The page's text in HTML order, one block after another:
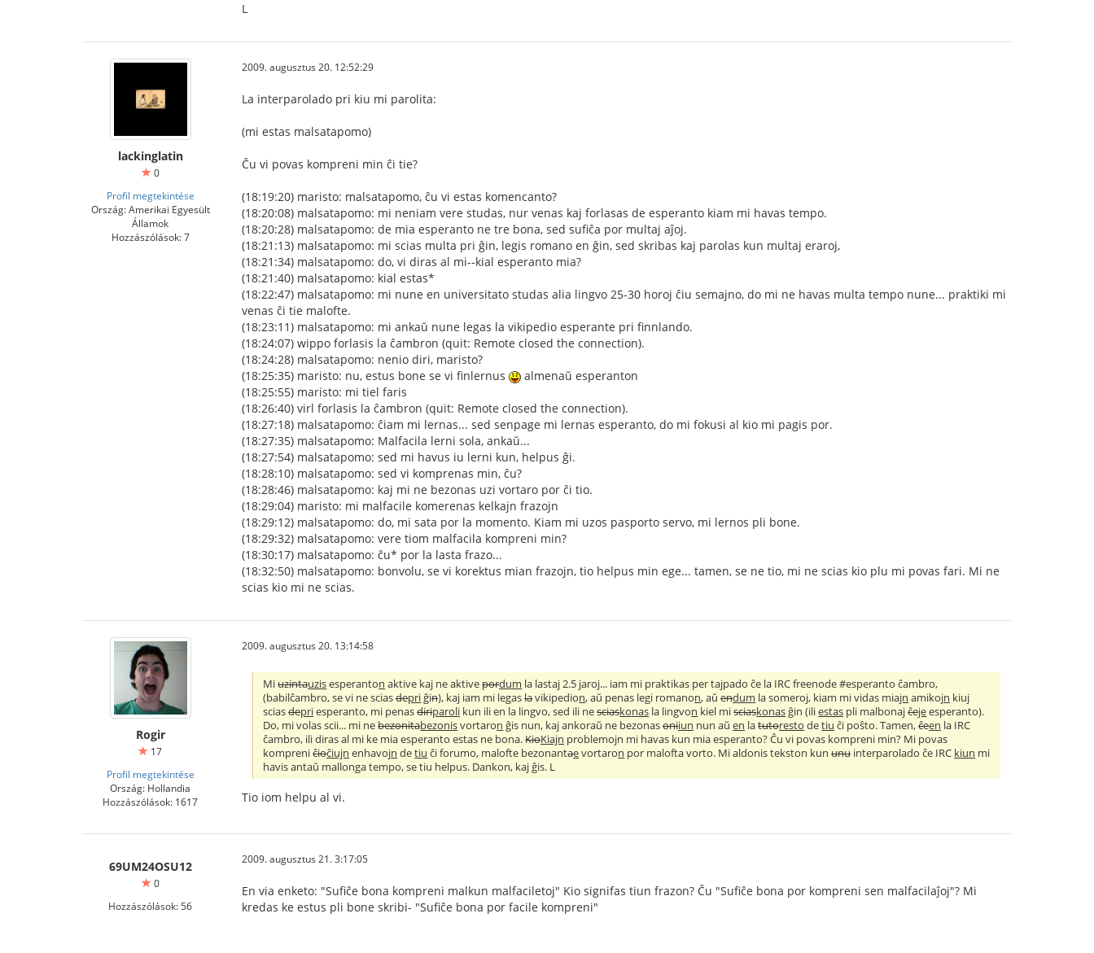
L
lackinglatin
0
Profil megtekintése
Ország: Amerikai Egyesült
Államok
Hozzászólások: 7
2009. augusztus 20. 12:52:29
La interparolado pri kiu mi parolita:
(mi estas malsatapomo)
Ĉu vi povas kompreni min ĉi tie?
(18:19:20) maristo: malsatapomo, ĉu vi estas komencanto?
(18:20:08) malsatapomo: mi neniam vere studas, nur venas kaj forlasas de esperanto kiam mi havas tempo.
(18:20:28) malsatapomo: de mia esperanto ne tre bona, sed sufiĉa por multaj aĵoj.
(18:21:13) malsatapomo: mi scias multa pri ĝin, legis romano en ĝin, sed skribas kaj parolas kun multaj eraroj,
(18:21:34) malsatapomo: do, vi diras al mi--kial esperanto mia?
(18:21:40) malsatapomo: kial estas*
(18:22:47) malsatapomo: mi nune en universitato studas alia lingvo 25-30 horoj ĉiu semajno, do mi ne havas multa tempo nune... praktiki mi
venas ĉi tie malofte.
(18:23:11) malsatapomo: mi ankaŭ nune legas la vikipedio esperante pri finnlando.
(18:24:07) wippo forlasis la ĉambron (quit: Remote closed the connection).
(18:24:28) malsatapomo: nenio diri, maristo?
(18:25:35) maristo: nu, estus bone se vi finlernus
almenaŭ esperanton
(18:25:55) maristo: mi tiel faris
(18:26:40) virl forlasis la ĉambron (quit: Remote closed the connection).
(18:27:18) malsatapomo: ĉiam mi lernas... sed senpage mi lernas esperanto, do mi fokusi al kio mi pagis por.
(18:27:35) malsatapomo: Malfacila lerni sola, ankaŭ...
(18:27:54) malsatapomo: sed mi havus iu lerni kun, helpus ĝi.
(18:28:10) malsatapomo: sed vi komprenas min, ĉu?
(18:28:46) malsatapomo: kaj mi ne bezonas uzi vortaro por ĉi tio.
(18:29:04) maristo: mi malfacile komerenas kelkajn frazojn
(18:29:12) malsatapomo: do, mi sata por la momento. Kiam mi uzos pasporto servo, mi lernos pli bone.
(18:29:32) malsatapomo: vere tiom malfacila kompreni min?
(18:30:17) malsatapomo: ĉu* por la lasta frazo...
(18:32:50) malsatapomo: bonvolu, se vi korektus mian frazojn, tio helpus min ege... tamen, se ne tio, mi ne scias kio plu mi povas fari. Mi ne
scias kio mi ne scias.
Rogir
17
Profil megtekintése
Ország: Hollandia
Hozzászólások: 1617
2009. augusztus 20. 13:14:58
Miuzintauzisesperanton aktive kaj ne aktivepordum la lastaj2.5 jaroj... iam mi praktikas per tajpado ĉe la IRC freenode #esperanto ĉambro,
(babilĉambro, se vi ne sciasdepriĝin), kaj iam mi legaslavikipedion, aŭ penas legi romanon, aŭendum la someroj, kiam mi vidas miajn amikojn kiuj
sciasdepriesperanto, mi penasdiriparoli kun ili en la lingvo, sed ili nesciaskonas la lingvon kiel misciaskonasĝin (iliestas pli malbonajĉejeesperanto).
Do, mi volas scii... mi nebezonitabezonisvortaron ĝis nun, kaj ankoraŭ ne bezonasoniiun nun aŭen latutoresto detiu ĉi poŝto. Tamen,ĉeen la IRC
ĉambro, ili diras al mi ke mia esperanto estas ne bona.KioKiajn problemojn mi havas kun mia esperanto? Ĉu vi povas kompreni min? Mi povas
kompreniĉioĉiujn enhavojn detiu ĉi forumo, malofte bezonantaevortaron por malofta vorto. Mi aldonis tekston kununuinterparolado ĉe IRC kiun mi
havis antaŭ mallonga tempo, se tiu helpus. Dankon, kaj ĝis. L
Tio iom helpu al vi.
69UM24OSU12
0
Hozzászólások: 56
2009. augusztus 21. 3:17:05
En via enketo: "Sufiĉe bona kompreni malkun malfaciletoj" Kio signifas tiun frazon? Ĉu "Sufiĉe bona por kompreni sen malfacilaĵoj"? Mi
kredas ke estus pli bone skribi- "Sufiĉe bona por facile kompreni"